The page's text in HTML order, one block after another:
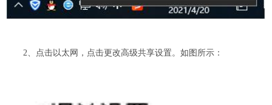
2、点击以太网，点击更改高级共享设置。如图所示：